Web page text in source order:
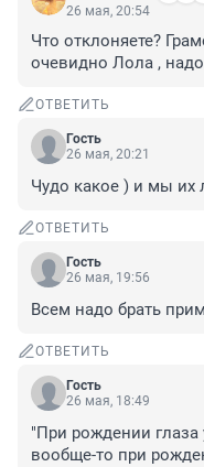
26 мая, 20:54
Что отклоняете?
очевидно Лола ,
ОТВЕТИТЬ
Гость
26 мая, 20:21
Чудо какое ) и мы их
ОТВЕТИТЬ
Гость
26 мая, 19:56
Всем надо брать
ОТВЕТИТЬ
Гость
26 мая, 18:49
"При рождении глаза
вообще-то при